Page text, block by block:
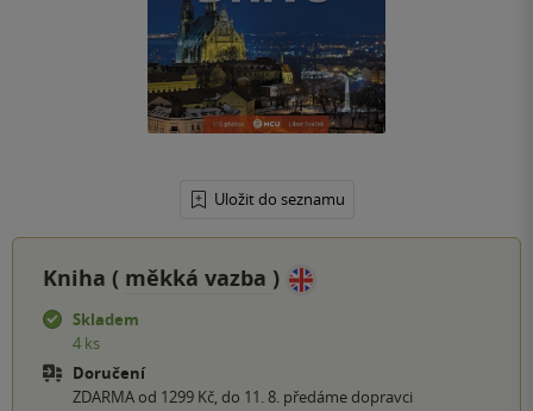
Uložit do seznamu
Kniha ( měkká vazba )
Skladem
4 ks
Doručení
ZDARMA od 1299 Kč, do 11. 8. předáme dopravci